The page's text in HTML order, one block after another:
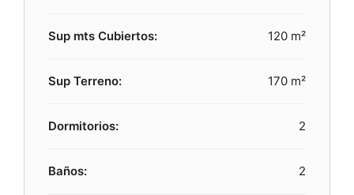
Sup mts Cubiertos: 120 m²
Sup Terreno: 170 m²
Dormitorios: 2
Baños: 2